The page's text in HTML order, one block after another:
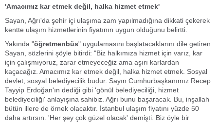
'Amacımız kar etmek değil, halka hizmet etmek'
Sayan, Ağrı'da şehir içi ulaşıma zam yapılmadığına dikkati çekerek
kentte ulaşım hizmetlerinin fiyatının uygun olduğunu belirtti.
Yakında "öğretmenbüs" uygulamasını başlatacaklarını dile getiren
Sayan, sözlerini şöyle bitirdi: "Biz halkımıza hizmet için varız, kar
için çalışmıyoruz, zarar etmeyeceğiz ama aşırı karlardan
kaçacağız. Amacımız kar etmek değil, halka hizmet etmek. Sosyal
devlet, sosyal belediyecilik budur. Sayın Cumhurbaşkanımız Recep
Tayyip Erdoğan'ın dediği gibi 'gönül belediyeciliği, hizmet
belediyeciliği' anlayışına sahibiz. Ağrı bunu başaracak. Bu, inşallah
bütün illere de örnek olacaktır. İstanbul ulaşım fiyatını yüzde 50
daha artırsın. 'Her şey çok güzel olacak' demişti. Biz öyle bir